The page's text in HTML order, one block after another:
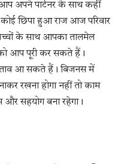
अपने पार्टनर के साथ कहीं
छिपा हुआ राज आज परिवार
के साथ आपका तालमेल
आप पूरी कर सकते हैं।
आ सकते हैं। बिजनस में
रखना होगा नहीं तो काम
और सहयोग बना रहेगा।